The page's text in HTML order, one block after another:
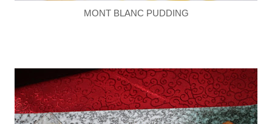
MONT BLANC PUDDING